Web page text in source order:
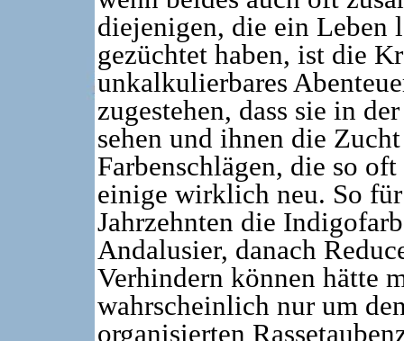
diejenigen, die ein Leben
gezüchtet haben, ist die
unkalkulierbares
zugestehen, dass sie in
sehen und ihnen die
Farbenschlägen, die so
einige wirklich neu. So
Jahrzehnten die
Andalusier, danach
Verhindern können hätte
wahrscheinlich nur um
organisierten